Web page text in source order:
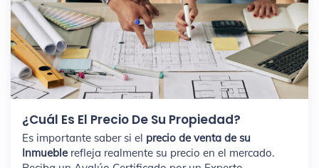
¿Cuál Es El Precio De Su Propiedad?
Es importante saber si el precio de venta de su
Inmueble refleja realmente su precio en el mercado.